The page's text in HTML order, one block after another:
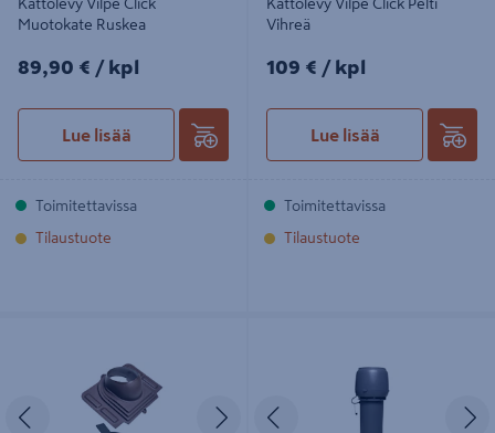
Kattolevy Vilpe Click
Muotokate Ruskea
89,90€/kpl
89,90 € / kpl
Lue lisää
Toimitettavissa
Tilaustuote
Kattolevy Vilpe Click Pelti
Vihreä
109€/kpl
109 € / kpl
Lue lisää
Toimitettavissa
Tilaustuote
Edellinen SeuraavaEdellinen